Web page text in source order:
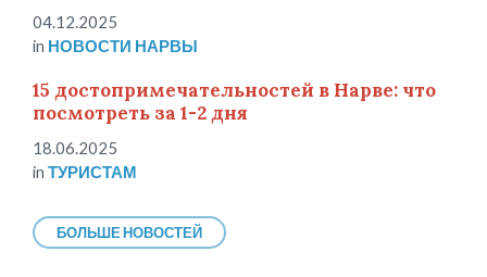
04.12.2025
in НОВОСТИ НАРВЫ
15 достопримечательностей в Нарве: что
посмотреть за 1-2 дня
18.06.2025
in ТУРИСТАМ
БОЛЬШЕ НОВОСТЕЙ